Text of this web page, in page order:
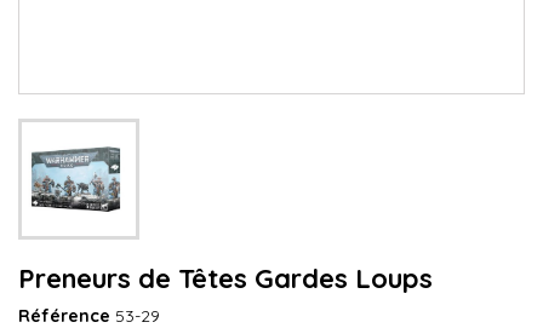
Preneurs de Têtes Gardes Loups
Référence 53-29